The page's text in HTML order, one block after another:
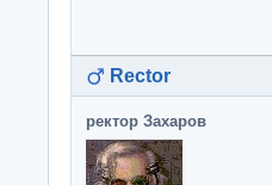
Rector
ректор Захаров